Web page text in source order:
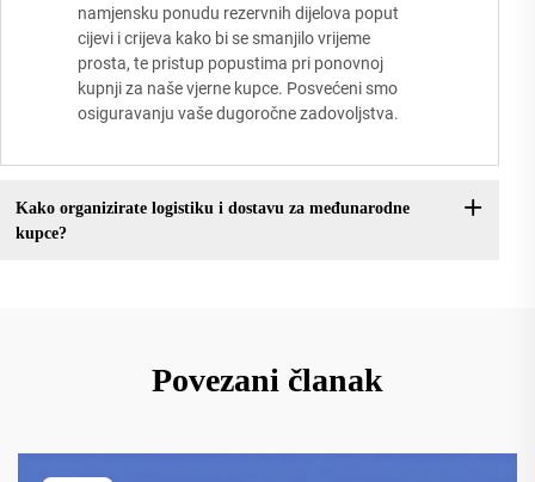
namjensku ponudu rezervnih dijelova poput
cijevi i crijeva kako bi se smanjilo vrijeme
prosta, te pristup popustima pri ponovnoj
kupnji za naše vjerne kupce. Posvećeni smo
osiguravanju vaše dugoročne zadovoljstva.
Kako organizirate logistiku i dostavu za međunarodne
kupce?
Povezani članak